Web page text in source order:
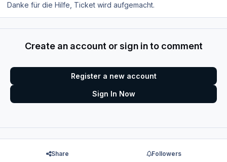
Danke für die Hilfe, Ticket wird aufgemacht.
Create an account or sign in to comment
Register a new account
Sign In Now
Share Followers